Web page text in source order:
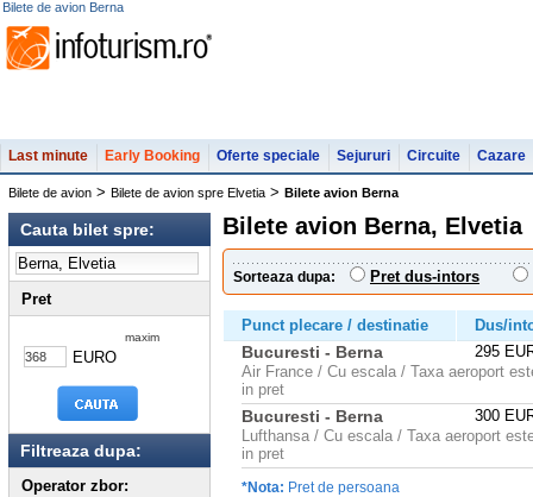
Bilete de avion Berna
Last minute Early Booking Oferte speciale Sejururi Circuite Cazare
Bilete de avion > Bilete de avion spre Elvetia > Bilete avion Berna
Cauta bilet spre:
Pret
maxim
EURO
Filtreaza dupa:
Operator zbor:
Bilete avion Berna, Elvetia
Sorteaza dupa: Pret dus-intors
Punct plecare / destinatie Dus/
Bucuresti - Berna
295
Air France / Cu escala / Taxa aeroport
in pret
Bucuresti - Berna
300
Lufthansa / Cu escala / Taxa aeroport
in pret
*Nota: Pret de persoana